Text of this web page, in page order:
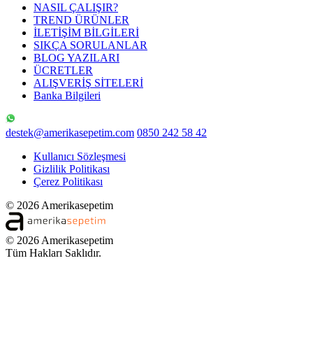
NASIL ÇALIŞIR?
TREND ÜRÜNLER
İLETİŞİM BİLGİLERİ
SIKÇA SORULANLAR
BLOG YAZILARI
ÜCRETLER
ALIŞVERİŞ SİTELERİ
Banka Bilgileri
destek@amerikasepetim.com 0850 242 58 42
Kullanıcı Sözleşmesi
Gizlilik Politikası
Çerez Politikası
© 2026 Amerikasepetim
© 2026 Amerikasepetim
Tüm Hakları Saklıdır.